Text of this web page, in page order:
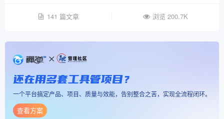
141 篇文章 浏览 200.7K
还在用多套工具管项目？
一个平台搞定产品、项目、质量与效能，告别整合之苦，实现全流程闭环。
查看方案